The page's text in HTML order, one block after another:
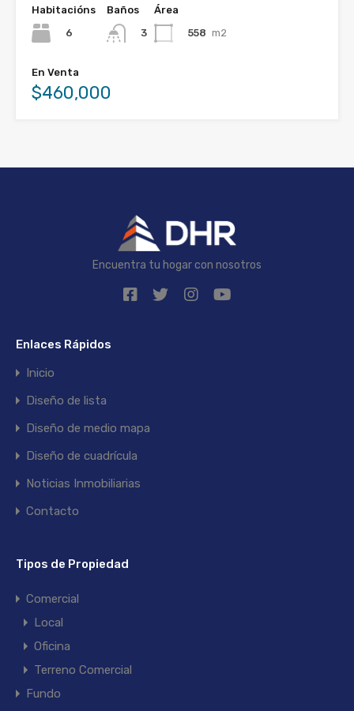
Habitacións
6
Baños
3
Área
558 m2
En Venta
$460,000
Encuentra tu hogar con nosotros
Enlaces Rápidos
Inicio
Diseño de lista
Diseño de medio mapa
Diseño de cuadrícula
Noticias Inmobiliarias
Contacto
Tipos de Propiedad
Comercial
Local
Oficina
Terreno Comercial
Fundo